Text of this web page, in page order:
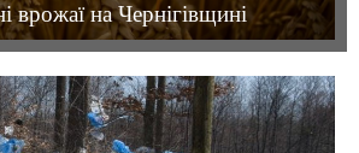
врожаї на Чернігівщині